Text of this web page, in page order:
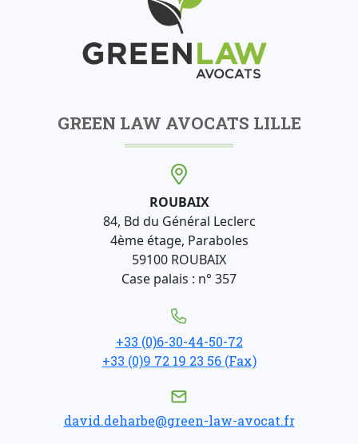
GREEN LAW AVOCATS LILLE
ROUBAIX
84, Bd du Général Leclerc
4ème étage, Paraboles
59100 ROUBAIX
Case palais : n° 357
+33 (0)6-30-44-50-72
+33 (0)9 72 19 23 56 (Fax)
david.deharbe@green-law-avocat.fr